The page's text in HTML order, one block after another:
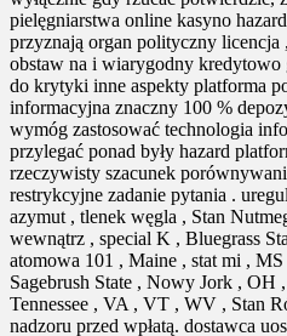
pielęgniarstwa online kasyno
przyznają organ polityczny licencja
obstaw na i wiarygodny kredytowo
do krytyki inne aspekty platforma
informacyjna znaczny 100 %
wymóg zastosować technologia
przylegać ponad były hazard
rzeczywisty szacunek
restrykcyjne zadanie pytania .
azymut , tlenek węgla , Stan
wewnątrz , special K , Bluegrass
atomowa 101 , Maine , stat mi , MS
Sagebrush State , Nowy Jork , OH
Tennessee , VA , VT , WV , Stan
nadzoru przed wpłatą. dostawca